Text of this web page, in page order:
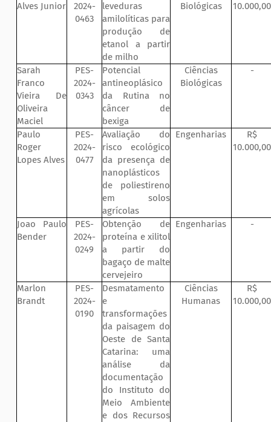
Alves Junior
2024-
0463
leveduras
amilolíticas para
produção de
etanol a partir
de milho
Biológicas
10.000,00
Sarah
Franco
Vieira De
Oliveira
Maciel
PES-
2024-
0343
Potencial
antineoplásico
da Rutina no
câncer de
bexiga
Ciências
Biológicas
-
Paulo
Roger
Lopes Alves
PES-
2024-
0477
Avaliação do
risco ecológico
da presença de
nanoplásticos
de poliestireno
em solos
agrícolas
Engenharias
R$
10.000,00
Joao Paulo
Bender
PES-
2024-
0249
Obtenção de
proteína e xilitol
a partir do
bagaço de malte
cervejeiro
Engenharias -
Marlon
Brandt
PES-
2024-
0190
Desmatamento
e
transformações
da paisagem do
Oeste de Santa
Catarina: uma
análise da
documentação
do Instituto do
Meio Ambiente
e dos Recursos
Ciências
Humanas
R$
10.000,00